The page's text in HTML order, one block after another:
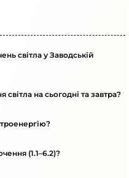
світла у Заводській
на сьогодні та завтра?
(1.1–6.2)?